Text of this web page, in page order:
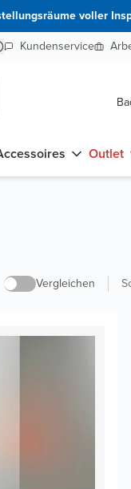
voller
Kundenservice
Outlet
Vergleichen